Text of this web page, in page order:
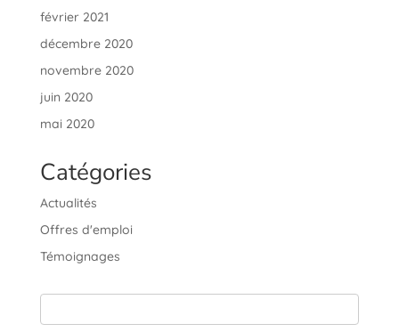
février 2021
décembre 2020
novembre 2020
juin 2020
mai 2020
Catégories
Actualités
Offres d'emploi
Témoignages